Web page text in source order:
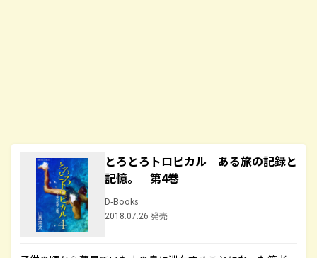
とろとろトロピカル ある旅の記録と
記憶。 第4巻
D-Books
2018.07.26 発売